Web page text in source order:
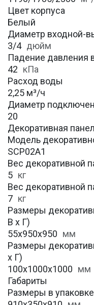
Цвет корпуса
Белый
Диаметр входной-
3/4 дюйм
Падение давления
42 кПа
Расход воды
2,25 м³/ч
Диаметр
20
Декоративная
Модель
SCP02A1
Вес декоративной
5 кг
Вес декоративной
7 кг
Размеры
В х Г)
55х950х950 мм
Размеры
х Г)
100х1000х1000 мм
Габариты
Размеры в